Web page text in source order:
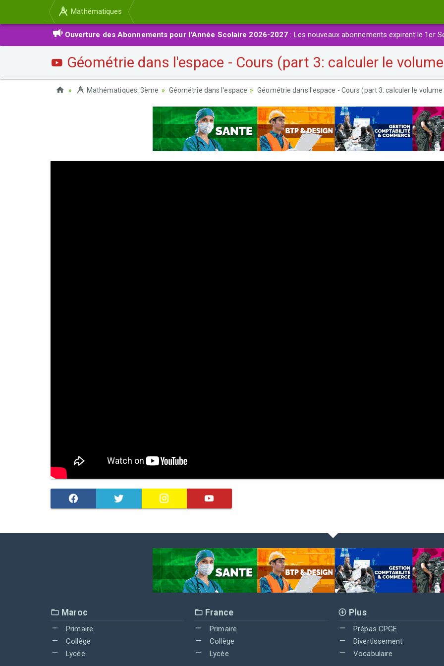
Mathématiques
Ouverture des Abonnements pour l'Année Scolaire 2026-2027 : Les nouveaux abonnements expirent le 1er
Géométrie dans l'espace - Cours (part 3: calculer le
Mathématiques: 3ème Géométrie dans l'espace Géométrie dans l'espace - Cours (part 3: calculer le
Maroc
Primaire
Collège
Lycée
France
Primaire
Collège
Lycée
Plus
Prépas CPGE
Divertissement
Vocabulaire